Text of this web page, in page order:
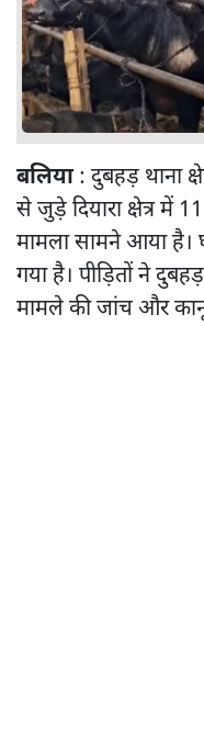
बलिया: दुबहड़ थाना
से जुड़े दियारा क्षेत्र में
मामला सामने आया
गया है। पीड़ितों ने
मामले की जांच और